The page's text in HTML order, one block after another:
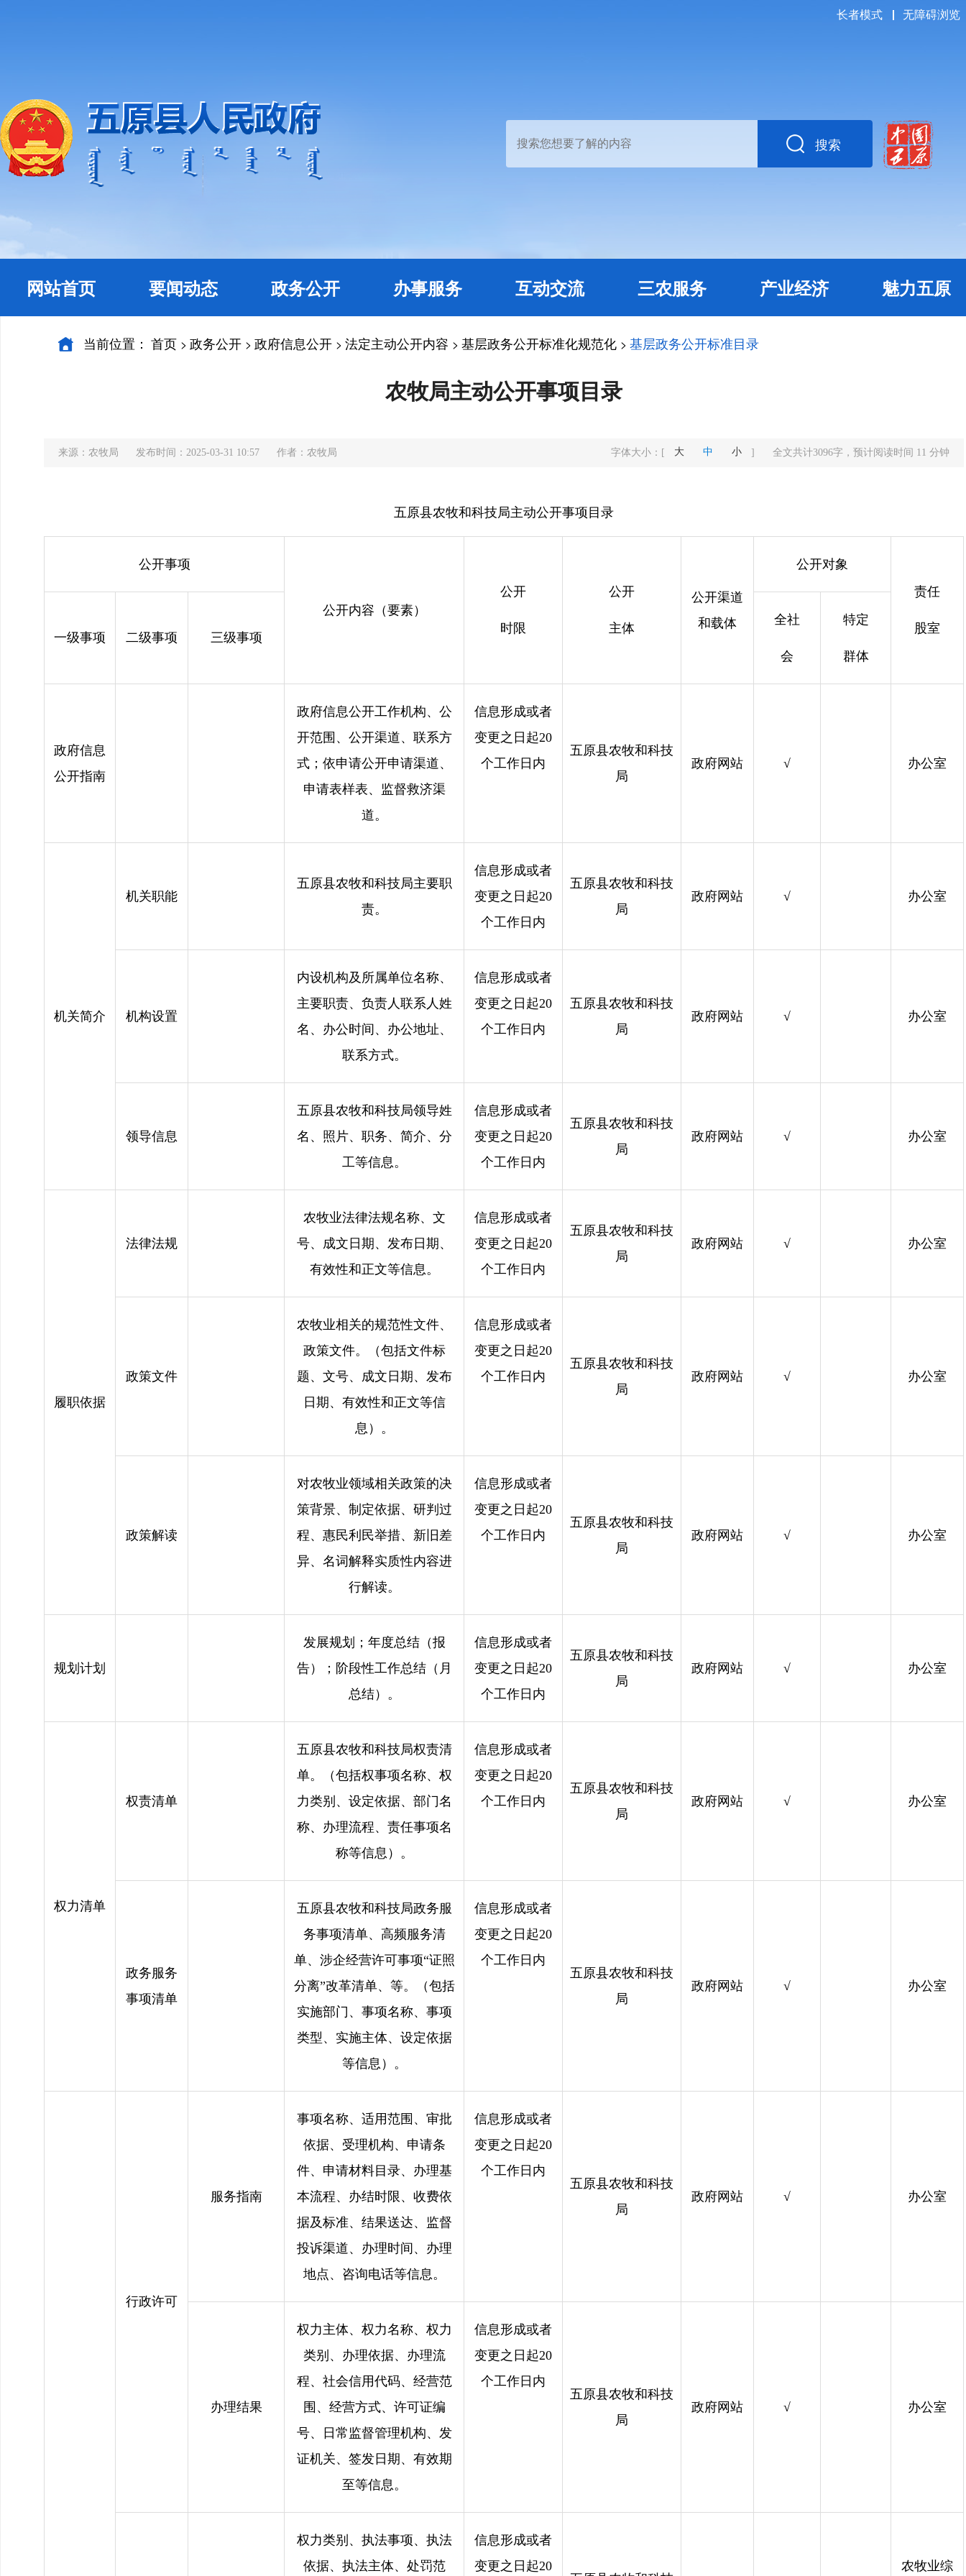
长者模式 无障碍浏览
搜索
网站首页 要闻动态 政务公开 办事服务 互动交流 三农服务 产业经济 魅力五原
当前位置： 首页 > 政务公开 > 政府信息公开 > 法定主动公开内容 > 基层政务公开标准化规范化 > 基层政务公开标准目录
农牧局主动公开事项目录
来源：农牧局 发布时间：2025-03-31 10:57 作者：农牧局 字体大小： [ 大 中 小 ] 全文共计3096字，预计阅读时间 11 分钟
五原县农牧和科技局主动公开事项目录
公开事项
公开内容（要素）
公开
时限
公开
主体
公开渠道
和载体
公开对象
责任
股室
一级事项 二级事项 三级事项
全社
会
特定
群体
政府信息
公开指南
政府信息公开工作机构、公
开范围、公开渠道、联系方
式；依申请公开申请渠道、
申请表样表、监督救济渠
道。
信息形成或者
变更之日起20
个工作日内
五原县农牧和科技
局
政府网站 √ 办公室
机关简介
机关职能
五原县农牧和科技局主要职
责。
信息形成或者
变更之日起20
个工作日内
五原县农牧和科技
局
政府网站 √ 办公室
机构设置
内设机构及所属单位名称、
主要职责、负责人联系人姓
名、办公时间、办公地址、
联系方式。
信息形成或者
变更之日起20
个工作日内
五原县农牧和科技
局
政府网站 √ 办公室
领导信息
五原县农牧和科技局领导姓
名、照片、职务、简介、分
工等信息。
信息形成或者
变更之日起20
个工作日内
五原县农牧和科技
局
政府网站 √ 办公室
履职依据
法律法规
农牧业法律法规名称、文
号、成文日期、发布日期、
有效性和正文等信息。
信息形成或者
变更之日起20
个工作日内
五原县农牧和科技
局
政府网站 √ 办公室
政策文件
农牧业相关的规范性文件、
政策文件。（包括文件标
题、文号、成文日期、发布
日期、有效性和正文等信
息）。
信息形成或者
变更之日起20
个工作日内
五原县农牧和科技
局
政府网站 √ 办公室
政策解读
对农牧业领域相关政策的决
策背景、制定依据、研判过
程、惠民利民举措、新旧差
异、名词解释实质性内容进
行解读。
信息形成或者
变更之日起20
个工作日内
五原县农牧和科技
局
政府网站 √ 办公室
规划计划
发展规划；年度总结（报
告）；阶段性工作总结（月
总结）。
信息形成或者
变更之日起20
个工作日内
五原县农牧和科技
局
政府网站 √ 办公室
权力清单
权责清单
五原县农牧和科技局权责清
单。（包括权事项名称、权
力类别、设定依据、部门名
称、办理流程、责任事项名
称等信息）。
信息形成或者
变更之日起20
个工作日内
五原县农牧和科技
局
政府网站 √ 办公室
政务服务
事项清单
五原县农牧和科技局政务服
务事项清单、高频服务清
单、涉企经营许可事项“证照
分离”改革清单、等。（包括
实施部门、事项名称、事项
类型、实施主体、设定依据
等信息）。
信息形成或者
变更之日起20
个工作日内
五原县农牧和科技
局
政府网站 √ 办公室
行政许可
服务指南
事项名称、适用范围、审批
依据、受理机构、申请条
件、申请材料目录、办理基
本流程、办结时限、收费依
据及标准、结果送达、监督
投诉渠道、办理时间、办理
地点、咨询电话等信息。
信息形成或者
变更之日起20
个工作日内
五原县农牧和科技
局
政府网站 √ 办公室
办理结果
权力主体、权力名称、权力
类别、办理依据、办理流
程、社会信用代码、经营范
围、经营方式、许可证编
号、日常监督管理机构、发
证机关、签发日期、有效期
至等信息。
信息形成或者
变更之日起20
个工作日内
五原县农牧和科技
局
政府网站 √ 办公室
权力类别、执法事项、执法
依据、执法主体、处罚范
信息形成或者
变更之日起20
农牧业综